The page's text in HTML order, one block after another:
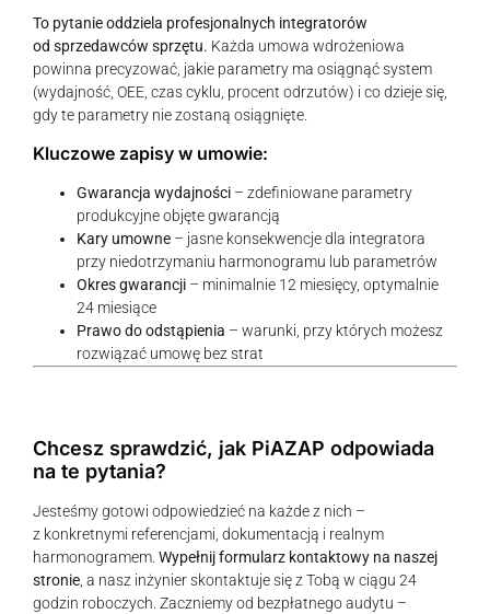
To pytanie oddziela profesjonalnych integratorów
od sprzedawców sprzętu. Każda umowa wdrożeniowa
powinna precyzować, jakie parametry ma osiągnąć system
(wydajność, OEE, czas cyklu, procent odrzutów) i co dzieje się,
gdy te parametry nie zostaną osiągnięte.
Kluczowe zapisy w umowie:
Gwarancja wydajności – zdefiniowane parametry
produkcyjne objęte gwarancją
Kary umowne – jasne konsekwencje dla integratora
przy niedotrzymaniu harmonogramu lub parametrów
Okres gwarancji – minimalnie 12 miesięcy, optymalnie
24 miesiące
Prawo do odstąpienia – warunki, przy których możesz
rozwiązać umowę bez strat
Chcesz sprawdzić, jak PiAZAP odpowiada
na te pytania?
Jesteśmy gotowi odpowiedzieć na każde z nich –
z konkretnymi referencjami, dokumentacją i realnym
harmonogramem. Wypełnij formularz kontaktowy na naszej
stronie, a nasz inżynier skontaktuje się z Tobą w ciągu 24
godzin roboczych. Zaczniemy od bezpłatnego audytu –